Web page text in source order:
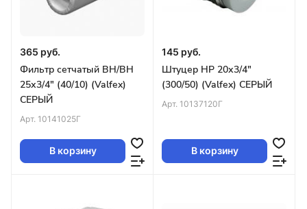
365 руб.
Фильтр сетчатый ВН/ВН
25х3/4" (40/10) (Valfex)
СЕРЫЙ
Арт. 10141025Г
В корзину
145 руб.
Штуцер НР 20х3/4"
(300/50) (Valfex) СЕРЫЙ
Арт. 10137120Г
В корзину